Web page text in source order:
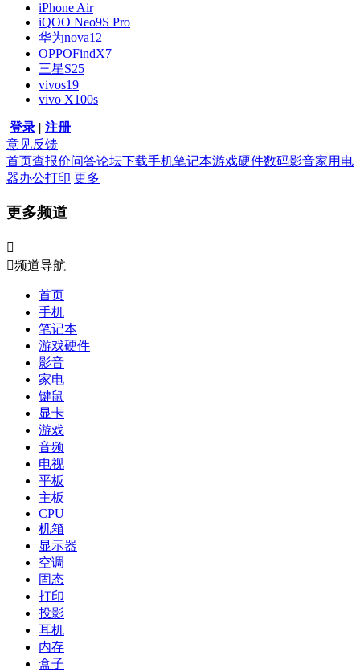
iPhone Air
iQOO Neo9S Pro
华为nova12
OPPOFindX7
三星S25
vivos19
vivo X100s
登录 | 注册
意见反馈
首页查报价问答论坛下载手机笔记本游戏硬件数码影音家用电
器办公打印 更多
更多频道

频道导航
首页
手机
笔记本
游戏硬件
影音
家电
键鼠
显卡
游戏
音频
电视
平板
主板
CPU
机箱
显示器
空调
固态
打印
投影
耳机
内存
盒子